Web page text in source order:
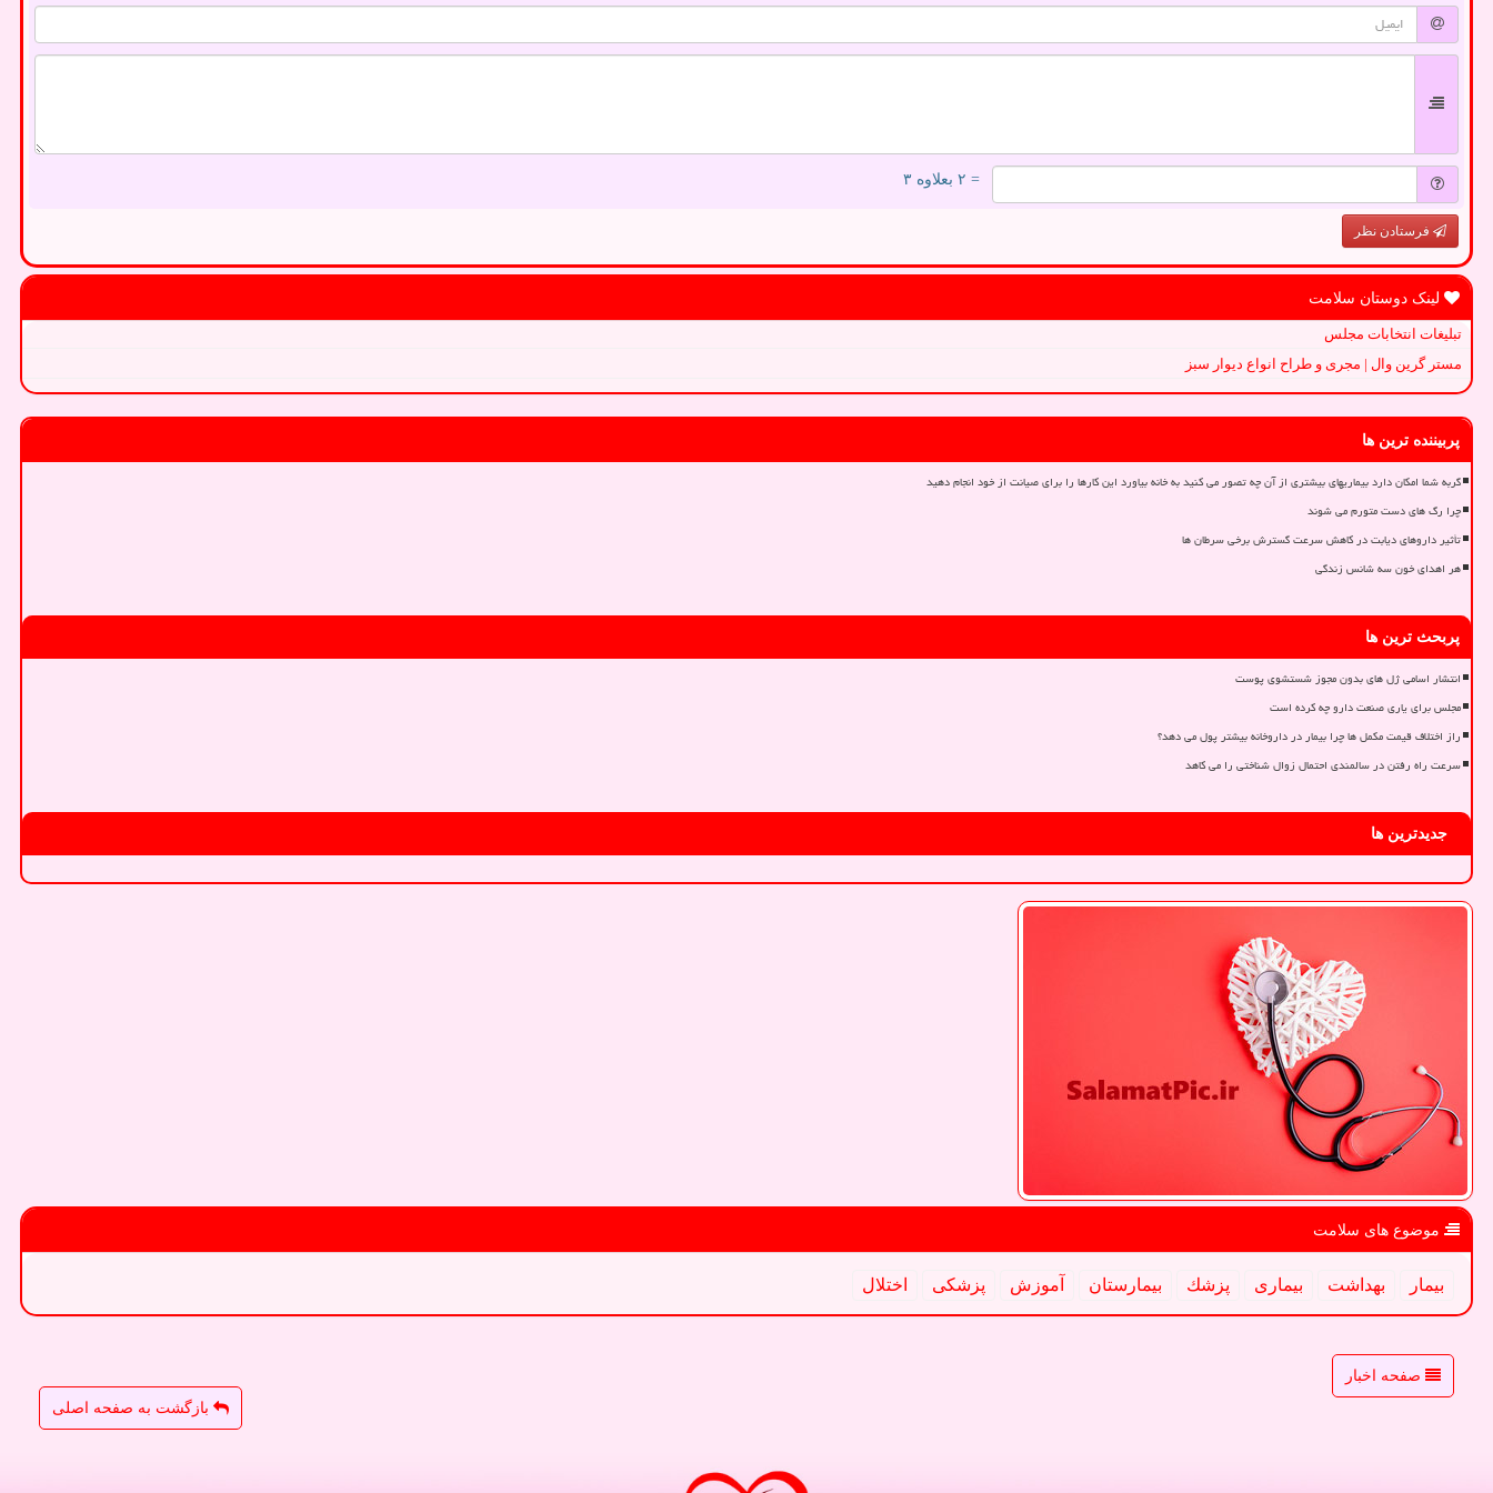
= ۲ بعلاوه ۳
فرستادن نظر
لینک دوستان سلامت
تبلیغات انتخابات مجلس
مستر گرین وال | مجری و طراح انواع دیوار سبز
پربیننده ترین ها
گربه شما امکان دارد بیماریهای بیشتری از آن چه تصور می کنید به خانه بیاورد این کارها را برای صیانت از خود انجام دهید
چرا رگ های دست متورم می شوند
تأثیر داروهای دیابت در کاهش سرعت گسترش برخی سرطان ها
هر اهدای خون سه شانس زندگی
پربحث ترین ها
انتشار اسامی ژل های بدون مجوز شستشوی پوست
مجلس برای یاری صنعت دارو چه کرده است
راز اختلاف قیمت مکمل ها چرا بیمار در داروخانه بیشتر پول می دهد؟
سرعت راه رفتن در سالمندی احتمال زوال شناختی را می کاهد
جدیدترین ها
موضوع های سلامت
بیمار بهداشت بیماری پزشك بیمارستان آموزش پزشكی اختلال
صفحه اخبار
بازگشت به صفحه اصلی